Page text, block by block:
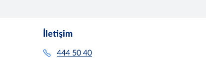
İletişim
444 50 40